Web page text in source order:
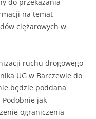
do przekazania
na temat
ciężarowych w
ruchu drogowego
UG w Barczewie do
będzie poddana
Podobnie jak
ograniczenia